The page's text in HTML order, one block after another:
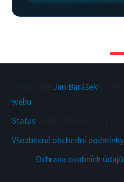
Jan Barášek
webu
Status
Všeobecné obchodní podmínky
Ochrana osobních údajů